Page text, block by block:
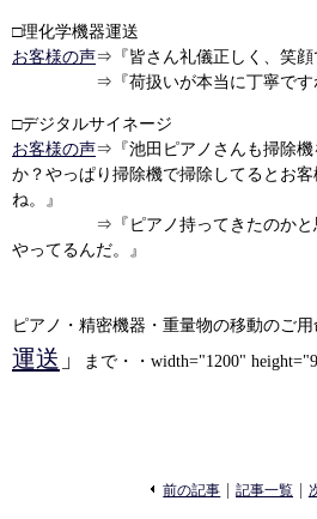
□理化学機器運送
お客様の声⇒『皆さん礼儀正しく、笑顔
⇒『荷扱いが本当に丁寧です
□デジタルサイネージ
お客様の声⇒『池田ピアノさんも掃除
か？やっぱり掃除機で掃除してるとお
ね。』
⇒『ピアノ持ってきたのかと思
やってるんだ。』
ピアノ・精密機器・重量物の移動のご用
運送 」 まで・・width="1200"
«
前の記事 記事一覧